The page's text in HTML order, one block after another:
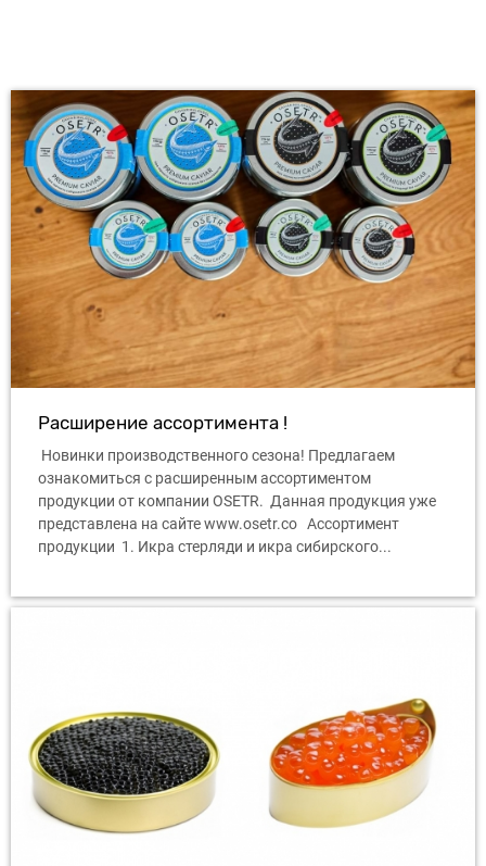
Расширение ассортимента !
Новинки производственного сезона! Предлагаем
ознакомиться с расширенным ассортиментом
продукции от компании OSETR. Данная продукция уже
представлена ​​на сайте www.osetr.co Ассортимент
продукции 1. Икра стерляди и икра сибирского...